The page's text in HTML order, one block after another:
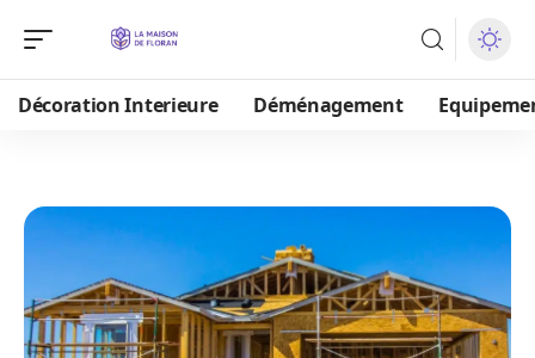
Décoration Interieure Déménagement